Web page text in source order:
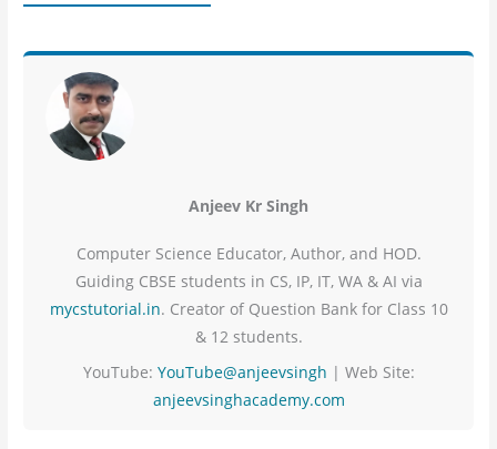
Anjeev Kr Singh
Computer Science Educator, Author, and HOD.
Guiding CBSE students in CS, IP, IT, WA & AI via
mycstutorial.in. Creator of Question Bank for Class 10
& 12 students.
YouTube: YouTube@anjeevsingh | Web Site:
anjeevsinghacademy.com